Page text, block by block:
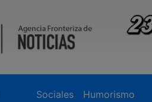
Sociales
Humorismo